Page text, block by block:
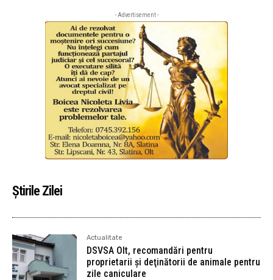
- Advertisement -
Știrile Zilei
Actualitate
DSVSA Olt, recomandări pentru
proprietarii şi deţinătorii de animale pentru
zile caniculare